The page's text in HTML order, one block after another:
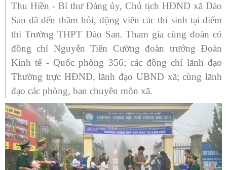
Thu Hiền - Bí thư Đảng ủy, Chủ tịch HĐND xã Dào
San đã đến thăm hỏi, động viên các thí sinh tại điểm
thi Trường THPT Dào San. Tham gia cùng đoàn có
đồng chí Nguyễn Tiến Cường đoàn trưởng Đoàn
Kinh tế - Quốc phòng 356; các đồng chí lãnh đạo
Thường trực HĐND, lãnh đạo UBND xã; cùng lãnh
đạo các phòng, ban chuyên môn xã.